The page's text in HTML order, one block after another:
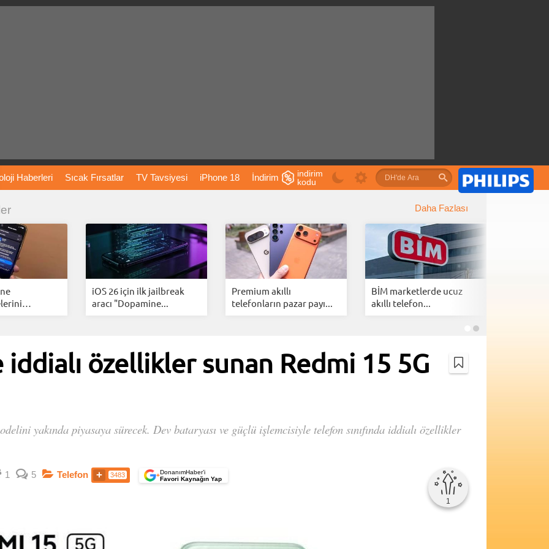
Haberleri Sıcak Fırsatlar TV Tavsiyesi iPhone 18 İndirim
Önerileri
Vizyondaki Filmler Bitcoin Dizi Önerileri Telefon Önerileri
İnstagram Çöktü Mü
indirim
kodu
Daha Fazlası
iOS 26 için ilk jailbreak
aracı "Dopamine...
Premium akıllı
telefonların pazar payı...
BİM marketlerde ucuz
akıllı telefon...
özellikler sunan Redmi 15 5G
yakında piyasaya sürecek. Dev bataryası ve güçlü işlemcisiyle telefon sınıfında iddialı özellikler
1 5 Telefon 3483 +DonanımHaber’i
Favori Kaynağın Yap
1